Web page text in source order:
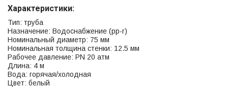
Характеристики:
Тип: труба
Назначение: Водоснабжение (рр-r)
Номинальный диаметр: 75 мм
Номинальная толщина стенки: 12.5 мм
Рабочее давление: PN 20 атм
Длина: 4 м
Вода: горячая/холодная
Цвет: белый